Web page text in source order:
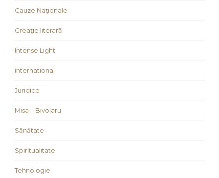
Cauze Naţionale
Creaţie literară
Intense Light
international
Juridice
Misa – Bivolaru
Sănătate
Spiritualitate
Tehnologie